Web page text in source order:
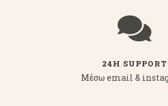
24H SUPPORT
Μέσω email &